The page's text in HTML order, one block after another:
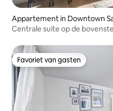
Appartement in Downtown
Centrale suite op de
Favoriet van gasten
Favoriet van gasten